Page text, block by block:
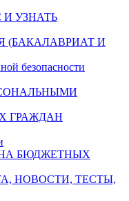
И УЗНАТЬ
(БАКАЛАВРИАТ И
безопасности
ГРАЖДАН
НА БЮДЖЕТНЫХ
НОВОСТИ, ТЕСТЫ,